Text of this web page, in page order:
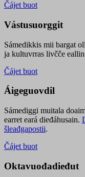
Čájet buot
Vástusuorggit
Sámedikkis mii bargat
ja kultuvrras livčče
Čájet buot
Áigeguovdil
Sámediggi muitala
earret eará dieđáhusain.
šleađgapostii.
Čájet buot
Oktavuođadieđut